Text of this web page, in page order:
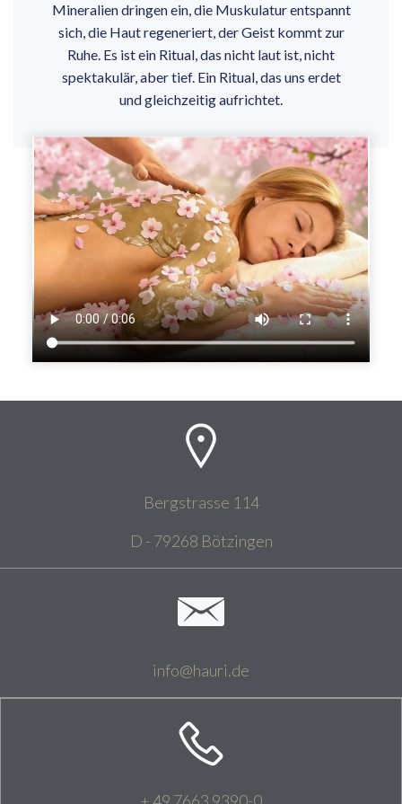
Mineralien dringen ein, die Muskulatur entspannt
sich, die Haut regeneriert, der Geist kommt zur
Ruhe. Es ist ein Ritual, das nicht laut ist, nicht
spektakulär, aber tief. Ein Ritual, das uns erdet
und gleichzeitig aufrichtet.
Bergstrasse 114
D - 79268 Bötzingen
info@hauri.de